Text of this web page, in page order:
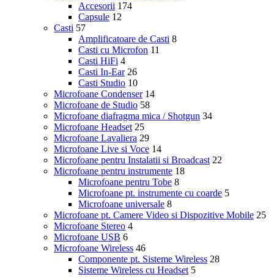
Accesorii 174
Capsule 12
Casti 57
Amplificatoare de Casti 8
Casti cu Microfon 11
Casti HiFi 4
Casti In-Ear 26
Casti Studio 10
Microfoane Condenser 14
Microfoane de Studio 58
Microfoane diafragma mica / Shotgun 34
Microfoane Headset 25
Microfoane Lavaliera 29
Microfoane Live si Voce 14
Microfoane pentru Instalatii si Broadcast 22
Microfoane pentru instrumente 18
Microfoane pentru Tobe 8
Microfoane pt. instrumente cu coarde 5
Microfoane universale 8
Microfoane pt. Camere Video si Dispozitive Mobile 25
Microfoane Stereo 4
Microfoane USB 6
Microfoane Wireless 46
Componente pt. Sisteme Wireless 28
Sisteme Wireless cu Headset 5